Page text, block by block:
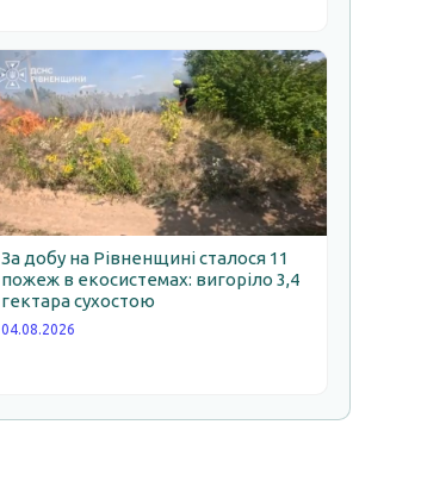
За добу на Рівненщині сталося 11
пожеж в екосистемах: вигоріло 3,4
гектара сухостою
04.08.2026